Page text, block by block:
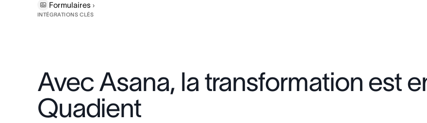
Formulaires
INTÉGRATIONS CLÉS
Avec Asana, la transformation est
Quadient